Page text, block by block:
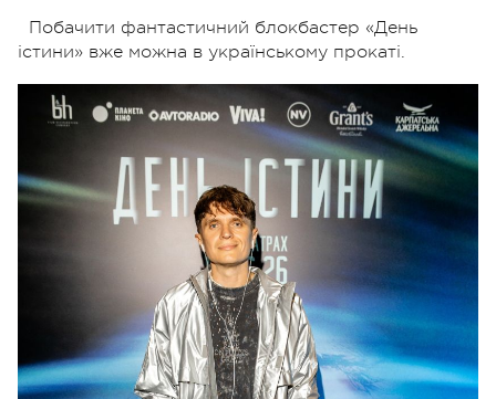
Побачити фантастичний блокбастер «День
істини» вже можна в українському прокаті.